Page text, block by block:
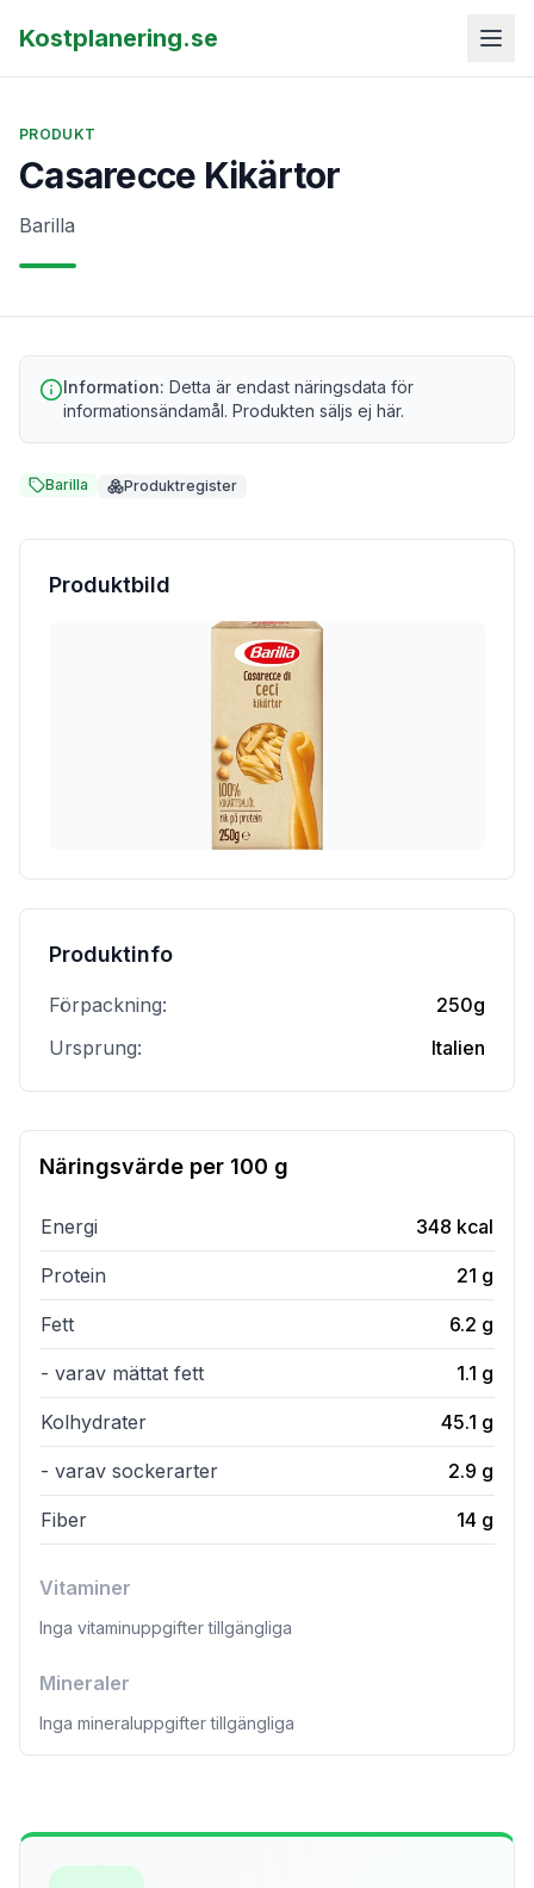
Kostplanering.se
PRODUKT
Casarecce Kikärtor
Barilla
Information: Detta är endast näringsdata för
informationsändamål. Produkten säljs ej här.
Barilla Produktregister
Produktbild
Produktinfo
Förpackning:
250g
Ursprung:
Italien
Näringsvärde per 100 g
Energi 348 kcal
Protein 21 g
Fett 6.2 g
- varav mättat fett 1.1 g
Kolhydrater 45.1 g
- varav sockerarter 2.9 g
Fiber 14 g
Vitaminer
Inga vitaminuppgifter tillgängliga
Mineraler
Inga mineraluppgifter tillgängliga